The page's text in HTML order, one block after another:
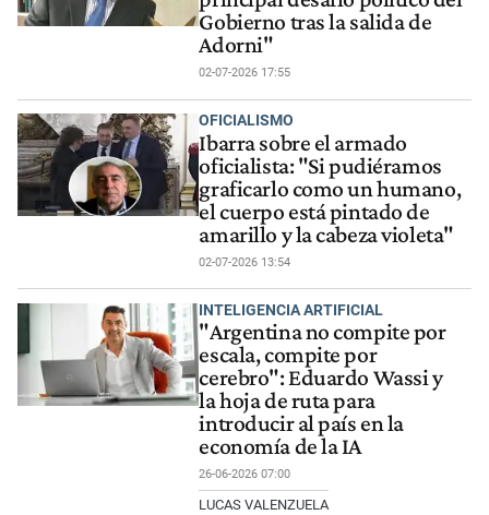
Gobierno tras la salida de
Adorni"
02-07-2026 17:55
OFICIALISMO
Ibarra sobre el armado
oficialista: "Si pudiéramos
graficarlo como un humano,
el cuerpo está pintado de
amarillo y la cabeza violeta"
02-07-2026 13:54
INTELIGENCIA ARTIFICIAL
"Argentina no compite por
escala, compite por
cerebro": Eduardo Wassi y
la hoja de ruta para
introducir al país en la
economía de la IA
26-06-2026 07:00
LUCAS VALENZUELA